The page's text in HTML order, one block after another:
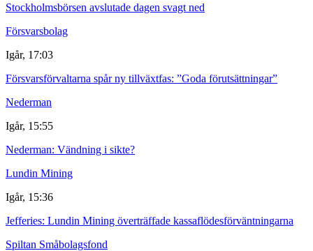
Stockholmsbörsen avslutade dagen svagt ned
Försvarsbolag
Igår, 17:03
Försvarsförvaltarna spår ny tillväxtfas: ”Goda förutsättningar”
Nederman
Igår, 15:55
Nederman: Vändning i sikte?
Lundin Mining
Igår, 15:36
Jefferies: Lundin Mining överträffade kassaflödesförväntningarna
Spiltan Småbolagsfond